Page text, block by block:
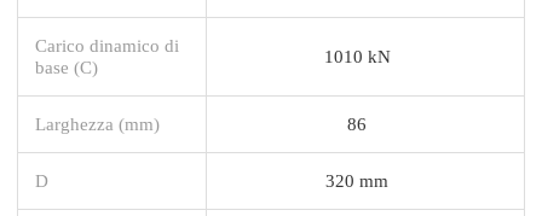
Carico dinamico di
base (C)
1010 kN
Larghezza (mm) 86
D 320 mm